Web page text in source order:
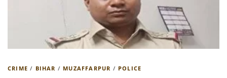
CRIME / BIHAR / MUZAFFARPUR / POLICE